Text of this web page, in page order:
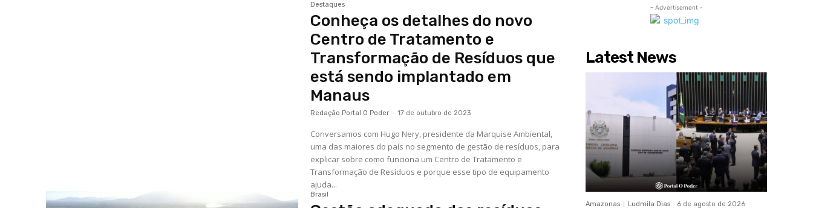
Destaques
Conheça os detalhes do novo
Centro de Tratamento e
Transformação de Resíduos que
está sendo implantado em
Manaus
Redação Portal O Poder - 17 de outubro de 2023
Conversamos com Hugo Nery, presidente da Marquise Ambiental,
uma das maiores do país no segmento de gestão de resíduos, para
explicar sobre como funciona um Centro de Tratamento e
Transformação de Resíduos e porque esse tipo de equipamento
ajuda...
Brasil
- Advertisement -
Latest News
Amazonas Ludmila Dias - 6 de agosto de 2026